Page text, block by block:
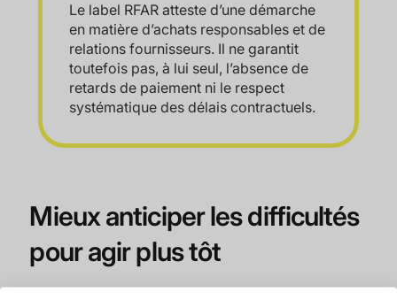
Le label RFAR atteste d’une démarche
en matière d’achats responsables et de
relations fournisseurs. Il ne garantit
toutefois pas, à lui seul, l’absence de
retards de paiement ni le respect
systématique des délais contractuels.
Mieux anticiper les difficultés
pour agir plus tôt